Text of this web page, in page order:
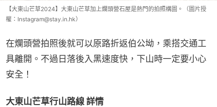
【大東山芒草2024】大東山芒草加上爛頭營石屋是熱門的拍照構圖。（圖片授
權：Instagram@stay.in.hk）
在爛頭營拍照後就可以原路折返伯公坳，乘搭交通工
具離開。不過日落後入黑速度快，下山時一定要小心
安全！
大東山芒草行山路線 詳情